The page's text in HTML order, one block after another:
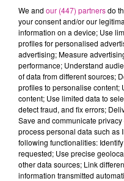
programmable
Le contrôle de la
des fils.
Le décompte et la
(matières premières
La réalisation des
premier niveau.
Le remplissage des
Le retrait des fils
vides ou non
We and our (447) partnersdo
your consent and/or our
information on a device; Use
profiles for personalised
advertising; Measure
performance; Understand
of data from different sources;
profiles to personalise content;
content; Use limited data to
detect fraud, and fix errors;
Save and communicate
process personal data such as
following functionalities:
requested; Use precise
other data sources; Link
information transmitted